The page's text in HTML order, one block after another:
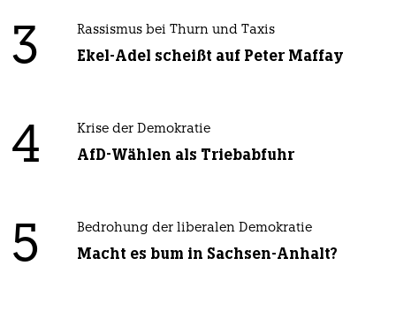
3 Rassismus bei Thurn und Taxis
Ekel-Adel scheißt auf Peter Maffay
4 Krise der Demokratie
AfD-Wählen als Triebabfuhr
5 Bedrohung der liberalen Demokratie
Macht es bum in Sachsen-Anhalt?